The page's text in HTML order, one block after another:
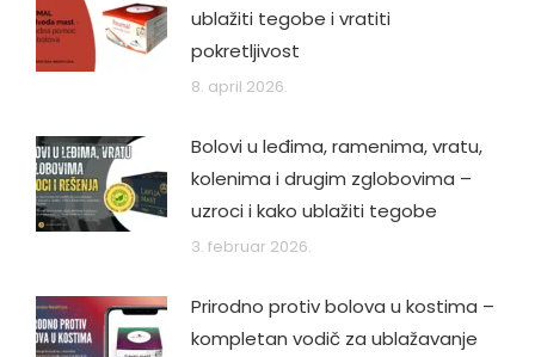
ublažiti tegobe i vratiti
pokretljivost
8. april 2026.
Bolovi u leđima, ramenima, vratu,
kolenima i drugim zglobovima –
uzroci i kako ublažiti tegobe
3. februar 2026.
Prirodno protiv bolova u kostima –
kompletan vodič za ublažavanje